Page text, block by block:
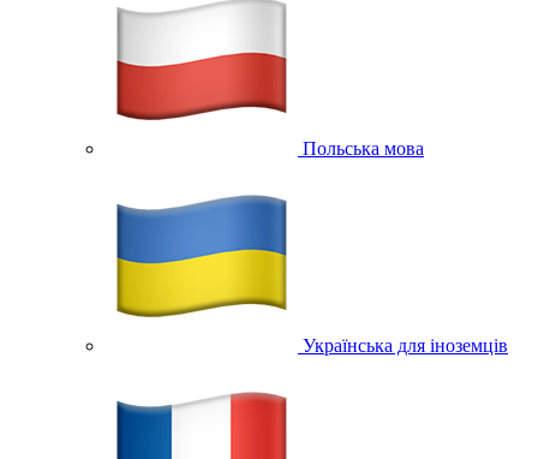
Польська мова
Українська для іноземців